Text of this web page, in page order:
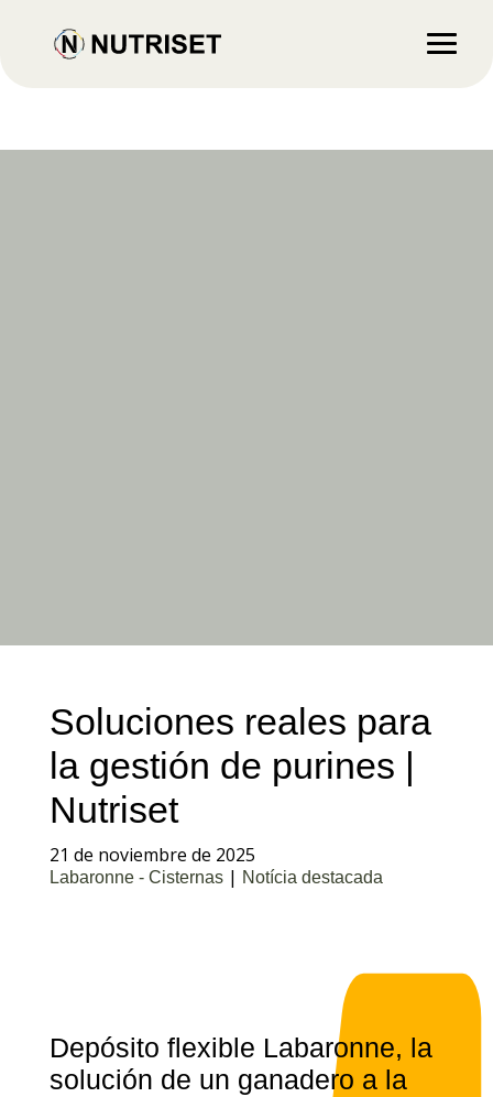
Soluciones reales para
la gestión de purines |
Nutriset
21 de noviembre de 2025
Labaronne - Cisternas| Notícia destacada
Depósito flexible Labaronne, la
solución de un ganadero a la